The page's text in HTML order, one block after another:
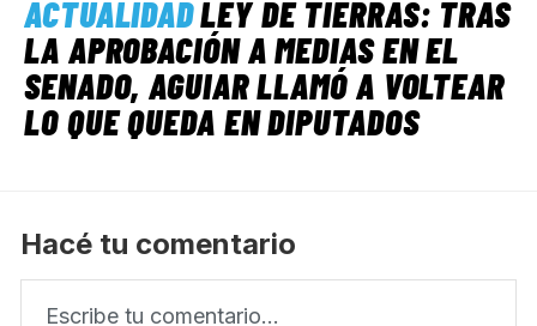
ACTUALIDADLEY DE TIERRAS: TRAS
LA APROBACIÓN A MEDIAS EN EL
SENADO, AGUIAR LLAMÓ A VOLTEAR
LO QUE QUEDA EN DIPUTADOS
Hacé tu comentario